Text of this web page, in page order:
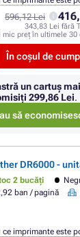
596,12 Lei
343,83 Lei fără
mic preț în ultimele 30
În coșul de
un cartuș
299,86 Lei.
să
DR6000 -
2 bucăți
ban / pagină
ce imprimante este